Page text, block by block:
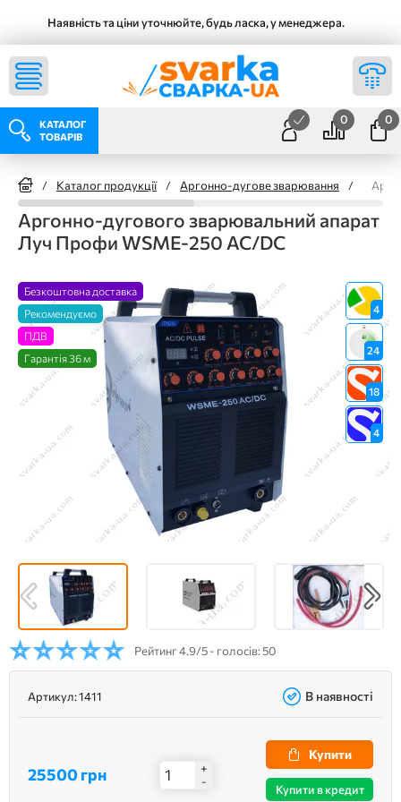
Наявність та ціни уточнюйте, будь ласка, у менеджера.
КАТАЛОГ
ТОВАРІВ
0 0
/ Каталог продукції / Аргонно-дугове зварювання /
Аргонно-дугового зварювальний апарат
Луч Профи WSME-250 AC/DC
Безкоштовна доставка
Рекомендуємо
ПДВ
Гарантія 36 м
4
24
18
4
Рейтинг4.9/5 - голосів: 50
Артикул:1411 В наявності
25500 грн
+
-
Купити
Купити в кредит